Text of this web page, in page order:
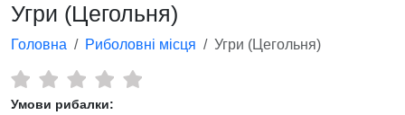
Угри (Цегольня)
Головна Риболовні місця Угри (Цегольня)
Умови рибалки: